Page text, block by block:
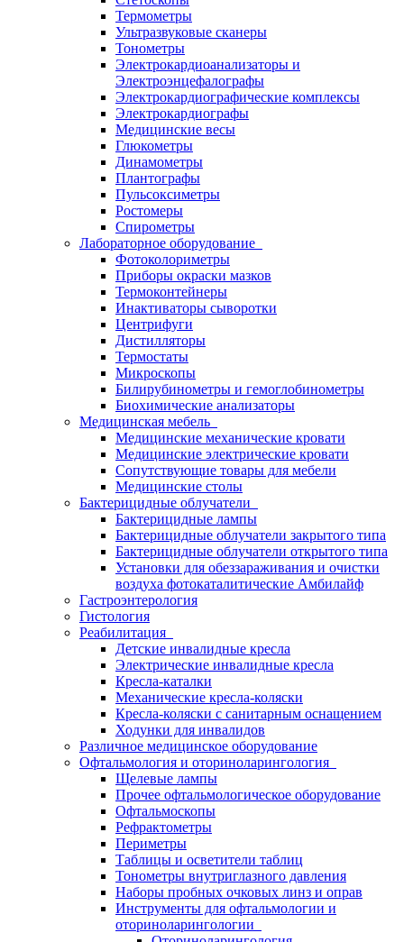
Термометры
Ультразвуковые сканеры
Тонометры
Электрокардиоанализаторы и
Электроэнцефалографы
Электрокардиографические комплексы
Электрокардиографы
Медицинские весы
Глюкометры
Динамометры
Плантографы
Пульсоксиметры
Ростомеры
Спирометры
Лабораторное оборудование
Фотоколориметры
Приборы окраски мазков
Термоконтейнеры
Инактиваторы сыворотки
Центрифуги
Дистилляторы
Термостаты
Микроскопы
Билирубинометры и гемоглобинометры
Биохимические анализаторы
Медицинская мебель
Медицинские механические кровати
Медицинские электрические кровати
Сопутствующие товары для мебели
Медицинские столы
Бактерицидные облучатели
Бактерицидные лампы
Бактерицидные облучатели закрытого типа
Бактерицидные облучатели открытого типа
Установки для обеззараживания и очистки
воздуха фотокаталитические Амбилайф
Гастроэнтерология
Гистология
Реабилитация
Детские инвалидные кресла
Электрические инвалидные кресла
Кресла-каталки
Механические кресла-коляски
Кресла-коляски с санитарным оснащением
Ходунки для инвалидов
Различное медицинское оборудование
Офтальмология и оториноларингология
Щелевые лампы
Прочее офтальмологическое оборудование
Офтальмоскопы
Рефрактометры
Периметры
Таблицы и осветители таблиц
Тонометры внутриглазного давления
Наборы пробных очковых линз и оправ
Инструменты для офтальмологии и
оториноларингологии